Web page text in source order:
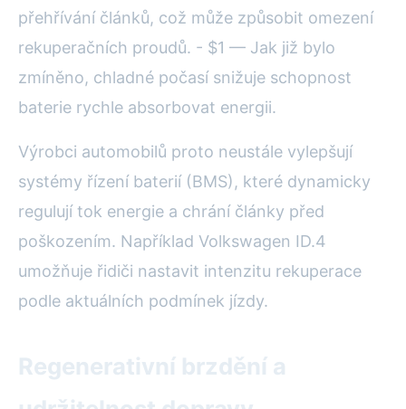
přehřívání článků, což může způsobit omezení
rekuperačních proudů. - $1 — Jak již bylo
zmíněno, chladné počasí snižuje schopnost
baterie rychle absorbovat energii.
Výrobci automobilů proto neustále vylepšují
systémy řízení baterií (BMS), které dynamicky
regulují tok energie a chrání články před
poškozením. Například Volkswagen ID.4
umožňuje řidiči nastavit intenzitu rekuperace
podle aktuálních podmínek jízdy.
Regenerativní brzdění a